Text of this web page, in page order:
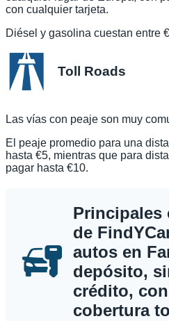
con cualquier tarjeta.
Diésel y gasolina cuestan entre
Toll Roads
Las vías con peaje son muy
El peaje promedio para una
hasta €5, mientras que para
pagar hasta €10.
Principales
de
autos en
depósito,
crédito,
cobertura